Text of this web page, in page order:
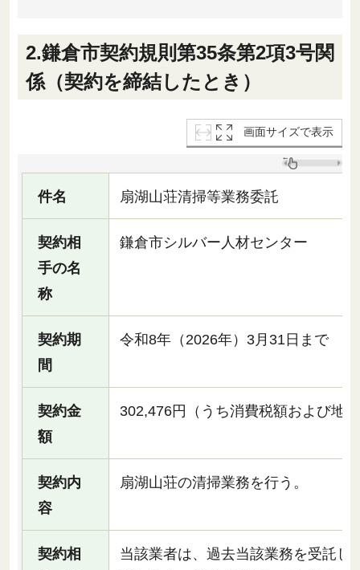
2.鎌倉市契約規則第35条第2項3号関
係（契約を締結したとき）
画面サイズで表示
件名 扇湖山荘清掃等業務委託
契約相
手の名
称
鎌倉市シルバー人材センター
契約期
間
令和8年（2026年）3月31日まで
契約金
額
302,476円（うち消費税額および地
契約内
容
扇湖山荘の清掃業務を行う。
契約相
当該業者は、過去当該業務を受託し